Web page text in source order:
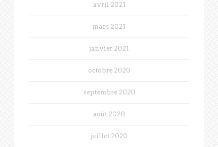
avril 2021
mars 2021
janvier 2021
octobre 2020
septembre 2020
août 2020
juillet 2020